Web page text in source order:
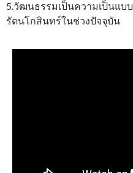
5.วัฒนธรรมเป็นความเป็นแบ
รัตนโกสินทร์ในช่วงปัจจุบัน